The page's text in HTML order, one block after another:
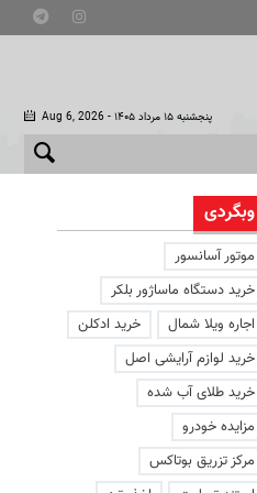
Aug 6, 2026 - پنجشنبه ۱۵ مرداد ۱۴۰۵
افشای اطلاعات برای ترور
وبگردی
موتور آسانسور
خرید دستگاه ماساژور بلکر
اجاره ویلا شمال
خرید ادکلن
خرید لوازم آرایشی اصل
خرید طلای آب شده
مزایده خودرو
مرکز تزریق بوتاکس